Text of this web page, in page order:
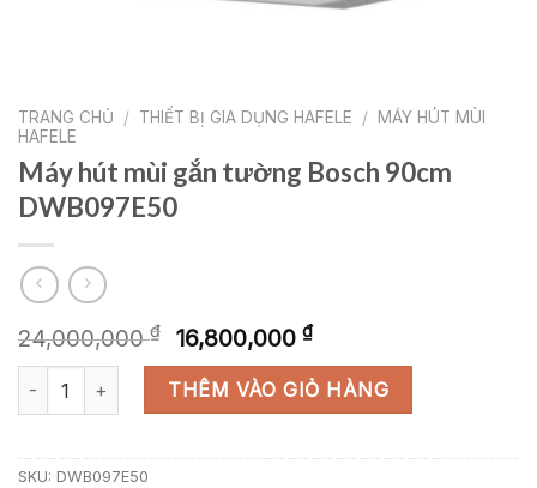
TRANG CHỦ / THIẾT BỊ GIA DỤNG HAFELE /
MÁY HÚT MÙI
HAFELE
Máy hút mùi gắn tường Bosch 90cm
DWB097E50
24,000,000₫
Giá
gốc
là:
24,000,000 ₫.
16,800,000 ₫Giá
hiện
tại
là:
16,800,000 ₫.
Máy hút mùi gắn tường Bosch 90cm DWB097E50 số lượng
THÊM VÀO GIỎ HÀNG
SKU: DWB097E50